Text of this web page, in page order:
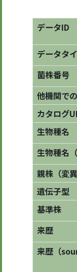
データID
データタ
菌株番号
他機関で
カタログ
生物種名
生物種名
親株（変
遺伝子型
基準株
来歴
来歴（